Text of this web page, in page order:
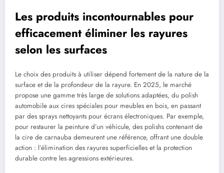
Les produits incontournables pour
efficacement éliminer les rayures
selon les surfaces
Le choix des produits à utiliser dépend fortement de la nature de la
surface et de la profondeur de la rayure. En 2025, le marché
propose une gamme très large de solutions adaptées, du polish
automobile aux cires spéciales pour meubles en bois, en passant
par des sprays nettoyants pour écrans électroniques. Par exemple,
pour restaurer la peinture d’un véhicule, des polishs contenant de
la cire de carnauba demeurent une référence, offrant une double
action : l’élimination des rayures superficielles et la protection
durable contre les agressions extérieures.